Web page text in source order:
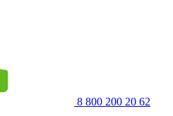
8 800 200 20 62